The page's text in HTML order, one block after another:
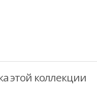
этой коллекции